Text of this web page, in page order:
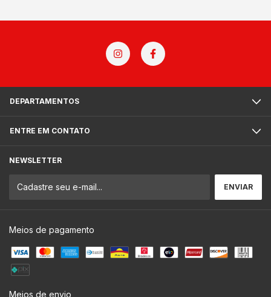
DEPARTAMENTOS
ENTRE EM CONTATO
NEWSLETTER
Meios de pagamento
Meios de envio